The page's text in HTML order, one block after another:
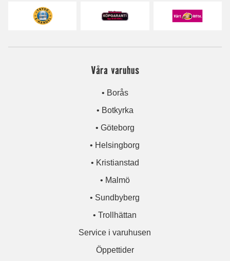
Våra varuhus
• Borås
• Botkyrka
• Göteborg
• Helsingborg
• Kristianstad
• Malmö
• Sundbyberg
• Trollhättan
Service i varuhusen
Öppettider